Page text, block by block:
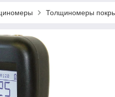
Толщиномеры